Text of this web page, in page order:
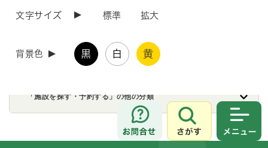
文字サイズ 標準 拡大
背景色 黒 白 黄
お問合せ
さがす
さいたま市図書館
「施設を探す・予約する」の他の分類